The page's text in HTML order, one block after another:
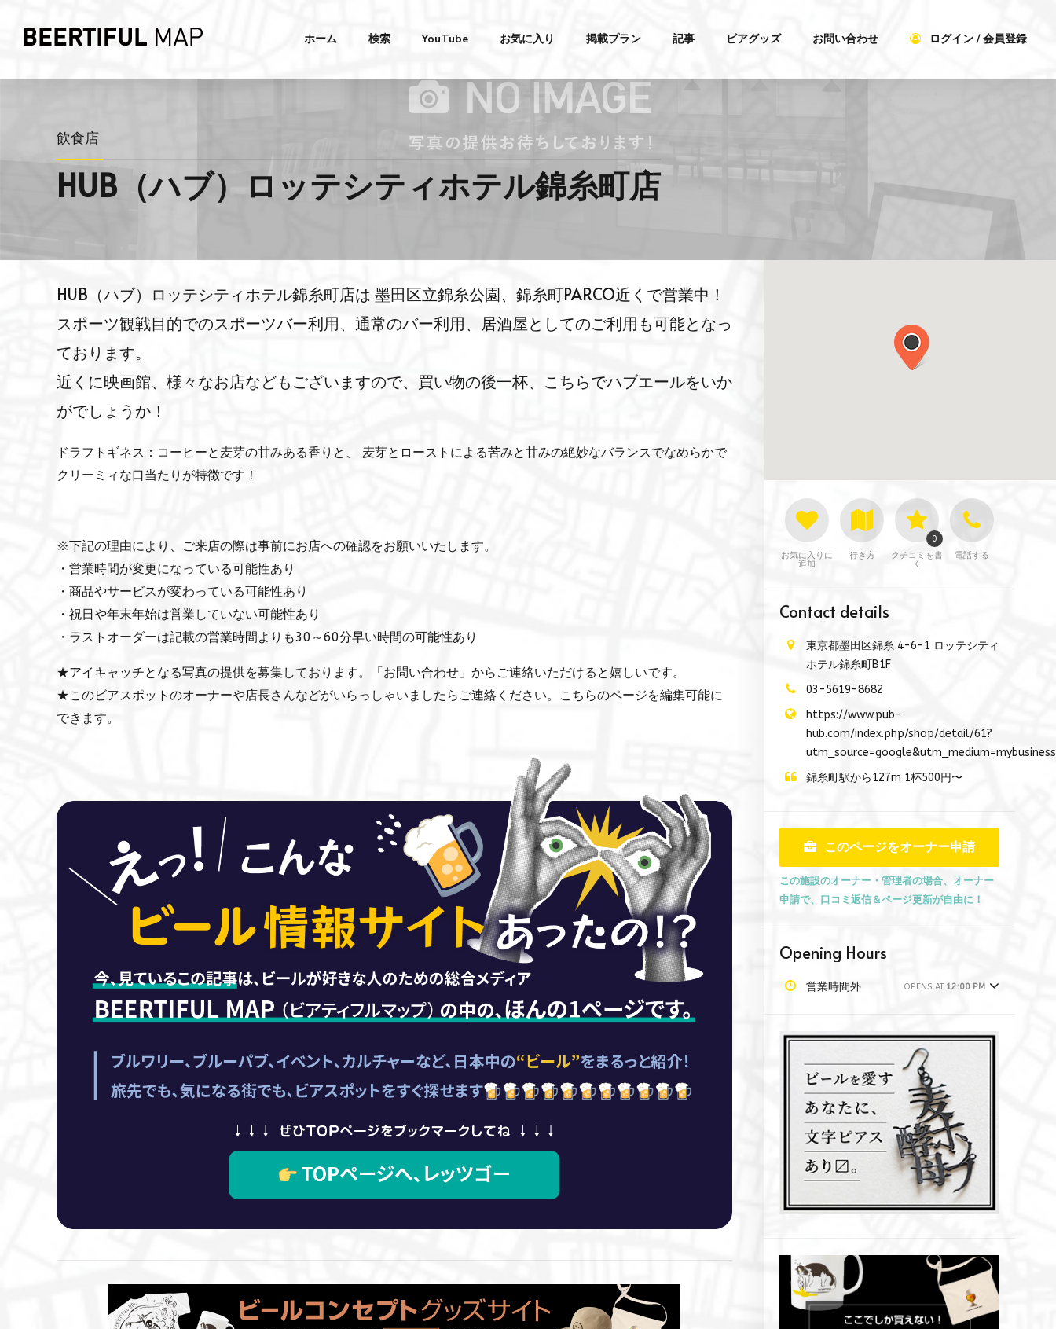
ログイン / 会員登録
ホーム 検索 YouTube お気に入り 掲載プラン 記事 ビアグッズ お問い合わせ
飲食店
HUB（ハブ）ロッテシティホテル錦糸町店
HUB（ハブ）ロッテシティホテル錦糸町店は 墨田区立錦糸公園、錦糸町PARCO近くで営業中！
スポーツ観戦目的でのスポーツバー利用、通常のバー利用、居酒屋としてのご利用も可能となっ
ております。
近くに映画館、様々なお店などもございますので、買い物の後一杯、こちらでハブエールをいか
がでしょうか！
ドラフトギネス：コーヒーと麦芽の甘みある香りと、 麦芽とローストによる苦みと甘みの絶妙なバランスでなめらかで
クリーミィな口当たりが特徴です！
※下記の理由により、ご来店の際は事前にお店への確認をお願いいたします。
・営業時間が変更になっている可能性あり
・商品やサービスが変わっている可能性あり
・祝日や年末年始は営業していない可能性あり
・ラストオーダーは記載の営業時間よりも30～60分早い時間の可能性あり
★アイキャッチとなる写真の提供を募集しております。「お問い合わせ」からご連絡いただけると嬉しいです。
★このビアスポットのオーナーや店長さんなどがいらっしゃいましたらご連絡ください。こちらのページを編集可能に
できます。
お気に入りに
追加
行き方
クチコミを書
く
0
電話する
Contact details
東京都墨田区錦糸 4-6-1 ロッテシティ
ホテル錦糸町B1F
03-5619-8682
https://www.pub-
hub.com/index.php/shop/detail/61?
錦糸町駅から127m 1杯500円〜
このページをオーナー申請
この施設のオーナー・管理者の場合、オーナー
申請で、口コミ返信＆ページ更新が自由に！
Opening Hours
営業時間外 OPENS AT 12:00 PM